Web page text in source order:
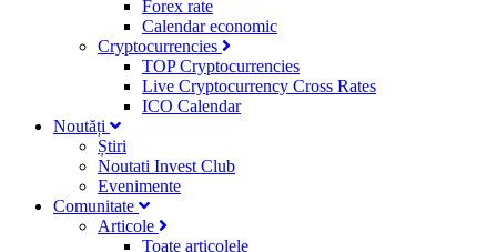
Forex rate
Calendar economic
Cryptocurrencies
TOP Cryptocurrencies
Live Cryptocurrency Cross Rates
ICO Calendar
Noutăți
Știri
Noutati Invest Club
Evenimente
Comunitate
Articole
Toate articolele